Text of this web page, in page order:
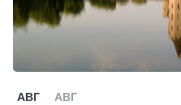
АВГ АВГ